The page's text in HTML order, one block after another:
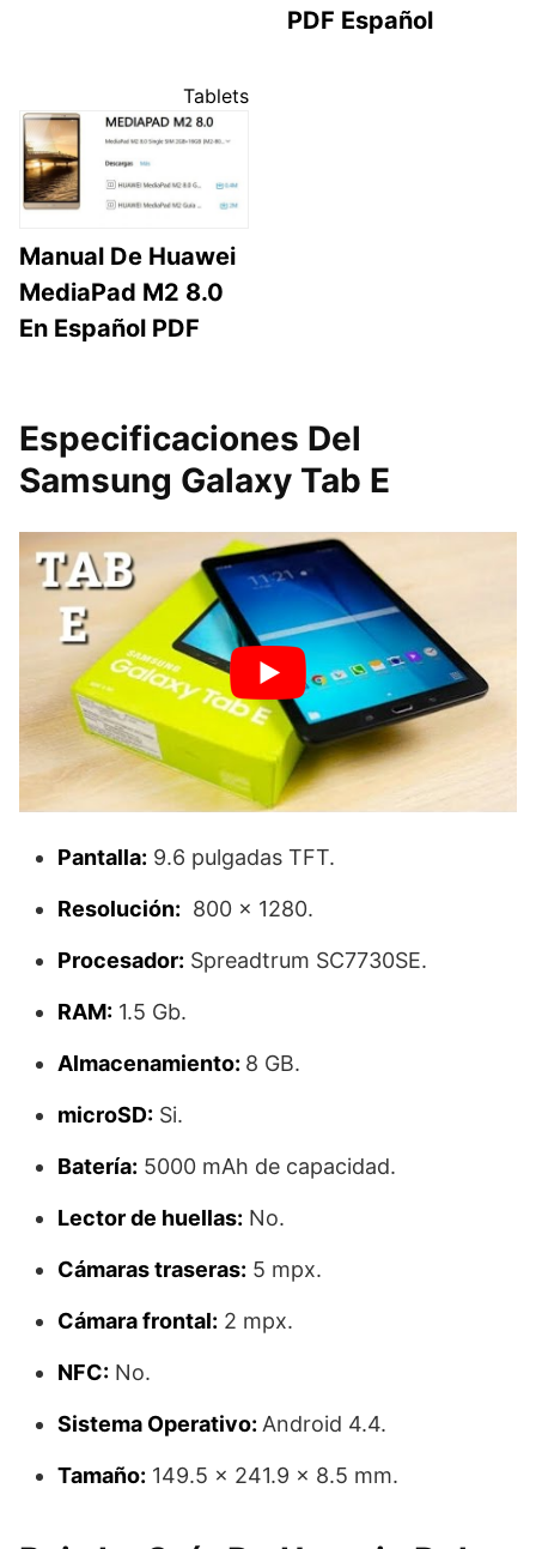
PDF Español
Tablets
Manual De Huawei
MediaPad M2 8.0
En Español PDF
Especificaciones Del
Samsung Galaxy Tab E
Pantalla: 9.6 pulgadas TFT.
Resolución: 800 x 1280.
Procesador: Spreadtrum SC7730SE.
RAM: 1.5 Gb.
Almacenamiento: 8 GB.
microSD: Si.
Batería: 5000 mAh de capacidad.
Lector de huellas: No.
Cámaras traseras: 5 mpx.
Cámara frontal: 2 mpx.
NFC: No.
Sistema Operativo: Android 4.4.
Tamaño: 149.5 x 241.9 x 8.5 mm.